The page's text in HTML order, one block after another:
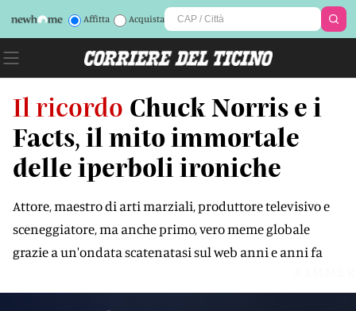
Affitta Acquista
Il ricordo Chuck Norris e i
Facts, il mito immortale
delle iperboli ironiche
Attore, maestro di arti marziali, produttore televisivo e
sceneggiatore, ma anche primo, vero meme globale
grazie a un'ondata scatenatasi sul web anni e anni fa